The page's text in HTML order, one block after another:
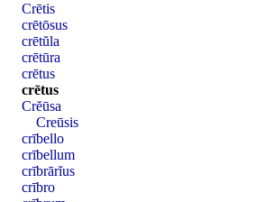
Crētis
crētōsus
crētŭla
crētūra
crētus
crētus
Crĕūsa
Creūsis
crībello
crībellum
crībrārĭus
crībro